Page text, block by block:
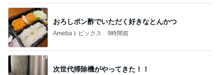
おろしポン酢でいただく好きなとんかつ
Amebaトピックス 9時間前
次世代掃除機がやってきた！！